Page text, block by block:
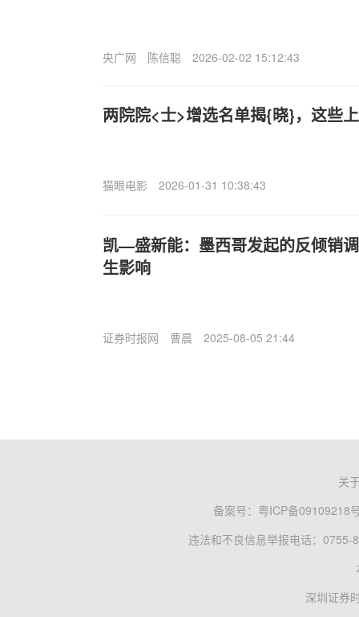
央广网 陈信聪 2026-02-02 15:12:43
两院院<士>增选名单揭{晓}，这些
猫眼电影 2026-01-31 10:38:43
凯—盛新能：墨西哥发起的反倾销
生影响
证券时报网 曹晨 2025-08-05 21:44
关
备案号： 粤ICP备09109218
违法和不良信息举报电话：0755-
深圳证券